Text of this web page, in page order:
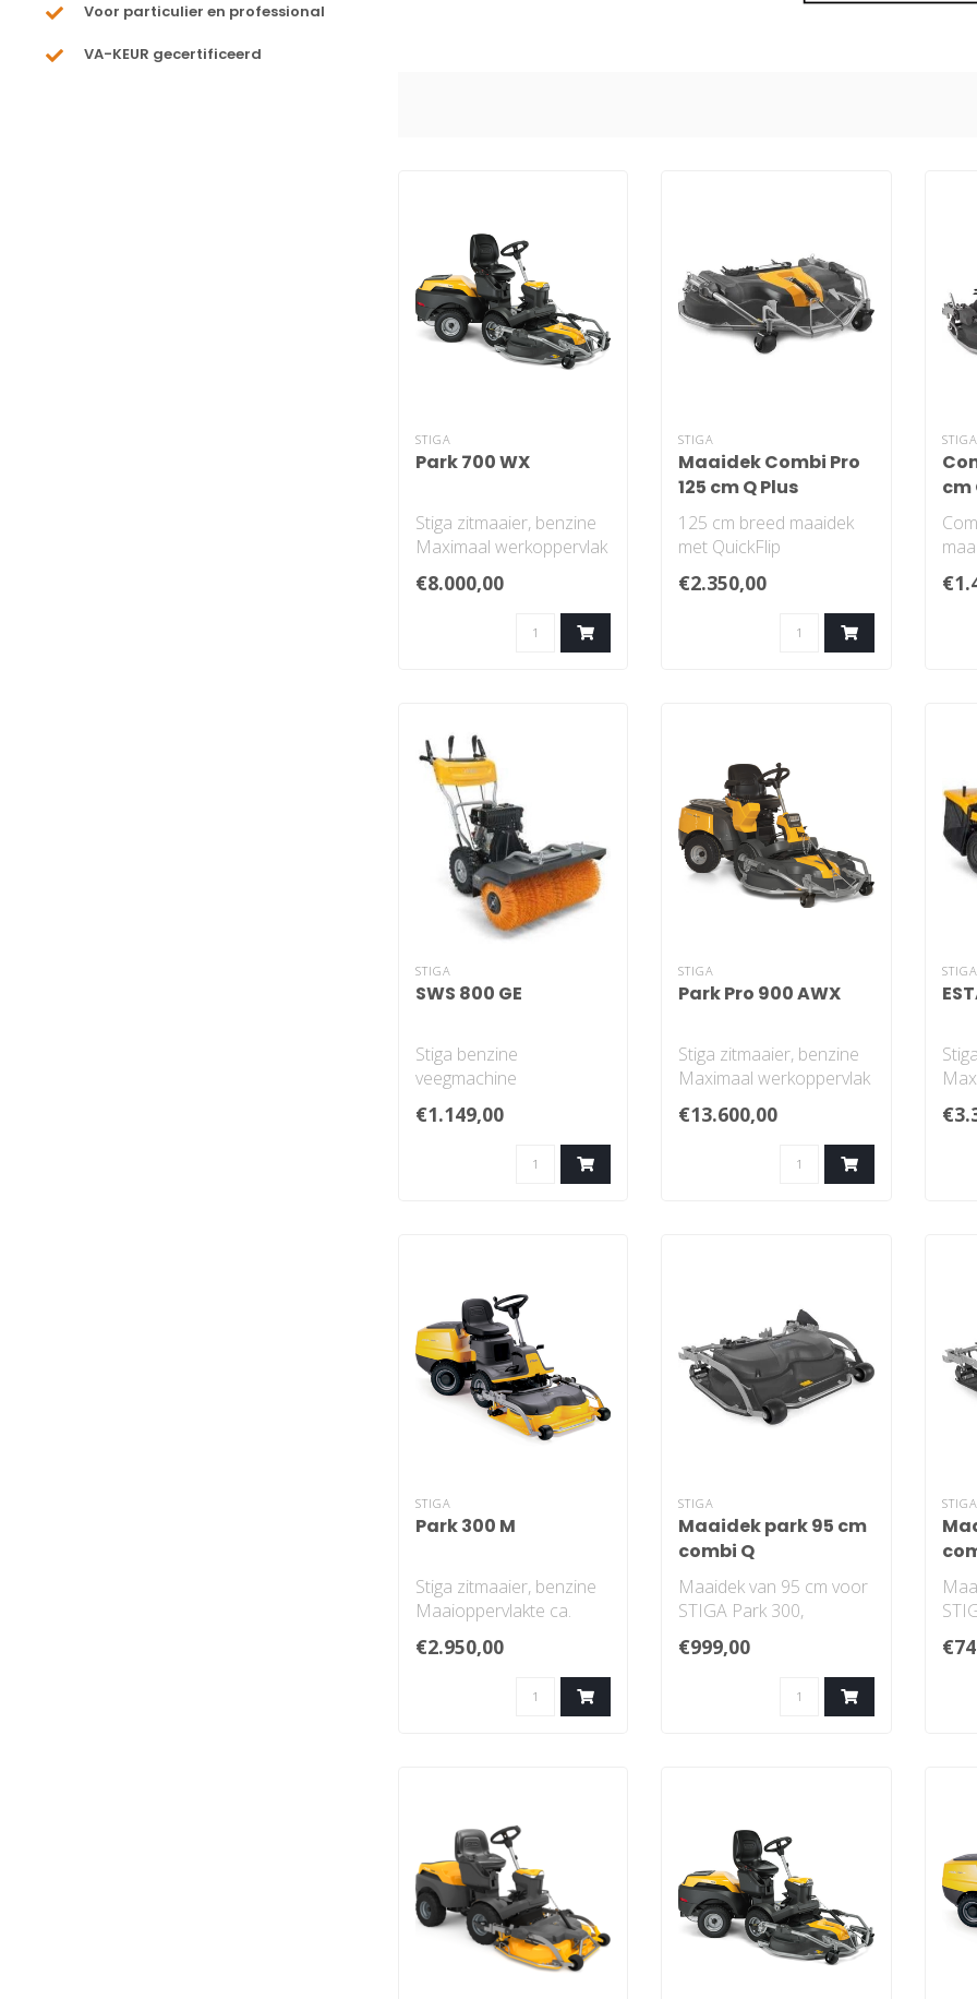
Voor particulier en professional
VA-KEUR gecertificeerd
STIGA
Park 700 WX
Stiga zitmaaier, benzine
Maximaal werkoppervlak
9500 m²
Maaibreedte 95 - 125 ..
€8.000,00
STIGA
Maaidek Combi Pro
125 cm Q Plus
125 cm breed maaidek
met QuickFlip
technologie voor STIGA
Park en Park Pro . Sti..
€2.350,00
cm
en
STIGA
SWS 800 GE
Stiga benzine
veegmachine
Aandrijving Zelfrijdend
Werkbreedte 80 cm
€1.149,00
STIGA
Park Pro 900 AWX
Stiga zitmaaier, benzine
Maximaal werkoppervlak
13000 m²
Maaibreedte 110 - 12..
€13.600,00
STIGA
Park 300 M
Stiga zitmaaier, benzine
Maaioppervlakte ca.
2500 ㎡
Maaibreedte 85 cm
€2.950,00
STIGA
Maaidek park 95 cm
combi Q
Maaidek van 95 cm voor
STIGA Park 300,
Castelgarden XQ met
QuickFlip-technologie..
€999,00
M,